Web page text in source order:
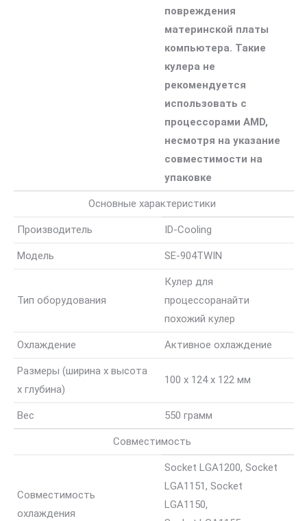
повреждения
материнской платы
компьютера. Такие
кулера не
рекомендуется
использовать с
процессорами AMD,
несмотря на указание
совместимости на
упаковке
Основные характеристики
Производитель ID-Cooling
Модель SE-904TWIN
Тип оборудования
Кулер для
процессоранайти
похожий кулер
Охлаждение Активное охлаждение
Размеры (ширина x высота
x глубина)
100 x 124 x 122 мм
Вес 550 грамм
Совместимость
Совместимость
охлаждения
Socket LGA1200, Socket
LGA1151, Socket
LGA1150,